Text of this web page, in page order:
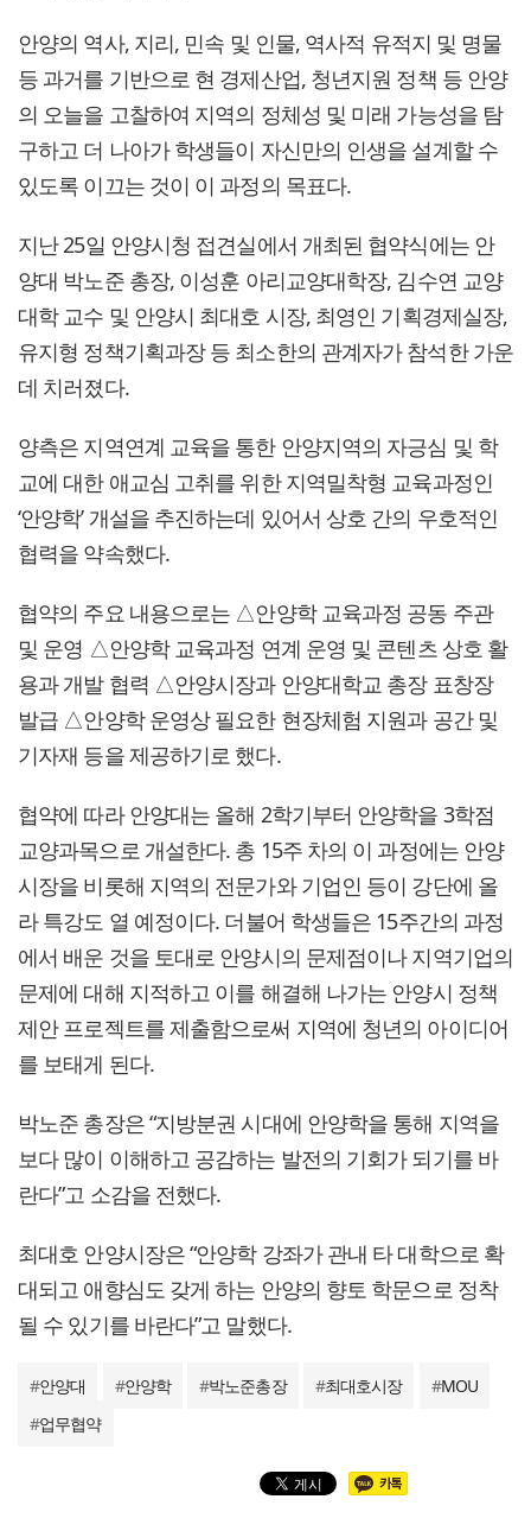
안양의 역사, 지리, 민속 및 인물, 역사적 유적지 및 명물
등 과거를 기반으로 현 경제산업, 청년지원 정책 등 안양
의 오늘을 고찰하여 지역의 정체성 및 미래 가능성을 탐
구하고 더 나아가 학생들이 자신만의 인생을 설계할 수
있도록 이끄는 것이 이 과정의 목표다.
지난 25일 안양시청 접견실에서 개최된 협약식에는 안
양대 박노준 총장, 이성훈 아리교양대학장, 김수연 교양
대학 교수 및 안양시 최대호 시장, 최영인 기획경제실장,
유지형 정책기획과장 등 최소한의 관계자가 참석한 가운
데 치러졌다.
양측은 지역연계 교육을 통한 안양지역의 자긍심 및 학
교에 대한 애교심 고취를 위한 지역밀착형 교육과정인
‘안양학’ 개설을 추진하는데 있어서 상호 간의 우호적인
협력을 약속했다.
협약의 주요 내용으로는 △안양학 교육과정 공동 주관
및 운영 △안양학 교육과정 연계 운영 및 콘텐츠 상호 활
용과 개발 협력 △안양시장과 안양대학교 총장 표창장
발급 △안양학 운영상 필요한 현장체험 지원과 공간 및
기자재 등을 제공하기로 했다.
협약에 따라 안양대는 올해 2학기부터 안양학을 3학점
교양과목으로 개설한다. 총 15주 차의 이 과정에는 안양
시장을 비롯해 지역의 전문가와 기업인 등이 강단에 올
라 특강도 열 예정이다. 더불어 학생들은 15주간의 과정
에서 배운 것을 토대로 안양시의 문제점이나 지역기업의
문제에 대해 지적하고 이를 해결해 나가는 안양시 정책
제안 프로젝트를 제출함으로써 지역에 청년의 아이디어
를 보태게 된다.
박노준 총장은 “지방분권 시대에 안양학을 통해 지역을
보다 많이 이해하고 공감하는 발전의 기회가 되기를 바
란다”고 소감을 전했다.
최대호 안양시장은 “안양학 강좌가 관내 타 대학으로 확
대되고 애향심도 갖게 하는 안양의 향토 학문으로 정착
될 수 있기를 바란다”고 말했다.
#안양대 #안양학 #박노준총장 #최대호시장 #MOU
#업무협약